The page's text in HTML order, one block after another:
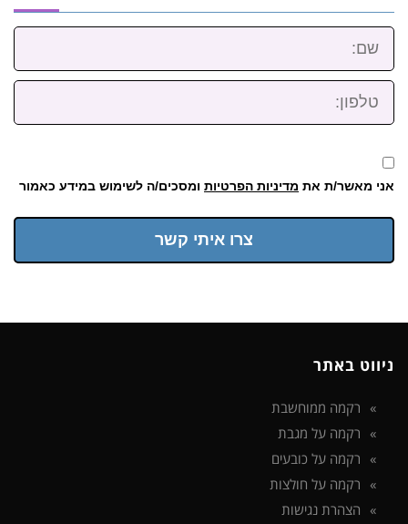
שם:
טלפון:
אני מאשר/ת את מדיניות הפרטיות ומסכים/ה לשימוש במידע כאמור
צרו איתי קשר
ניווט באתר
רקמה ממוחשבת
רקמה על מגבת
רקמה על כובעים
רקמה על חולצות
הצהרת נגישות